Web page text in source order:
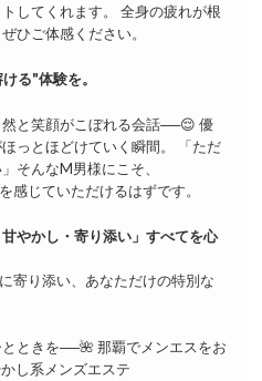
してくれます。 全身の疲れが根
ひご体感ください。
る"体験を。
と笑顔がこぼれる会話──😌 優
っとほどけていく瞬間。 「ただ
そんなM男様にこそ、
感じていただけるはずです。
甘やかし・寄り添い」すべてを心
寄り添い、あなただけの特別な
ときを──🌺 那覇でメンエスをお
し系メンズエステ